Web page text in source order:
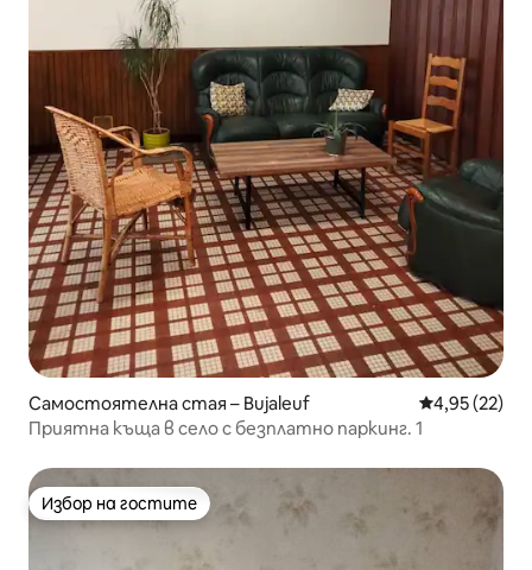
Самостоятелна стая – Bujaleuf Средна
4,95 (22)
Приятна къща в село с безплатно паркинг. 1
Избор на гостите
Избор на гостите